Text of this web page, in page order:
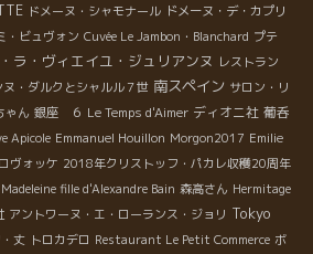
ドメーヌ・シャモナール ドメーヌ・デ・カプリ
・ビュヴォン Cuvée Le Jambon・Blanchard プテ
ラ・ヴィエイユ・ジュリアンヌ レストラン
ヌ・ダルクとシャルル７世 南スペイン サロン・リ
ゃん 銀座 ６ Le Temps d'Aimer ディオニ社 葡呑
Apicole Emmanuel Houillon Morgon2017 Emilie
ヴォッケ 2018年クリストッフ・パカレ収穫20周年
Madeleine fille d'Alexandre Bain 森高さん Hermitage
アントワーヌ・エ・ローランス・ジョリ Tokyo
丈 トロカデロ Restaurant Le Petit Commerce ボ